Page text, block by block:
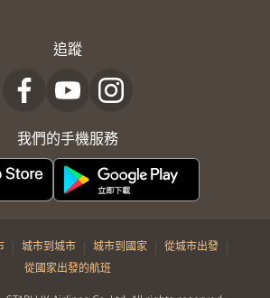
追蹤
我們的手機服務
| 城市到城市 | 城市到國家 | 從城市出發 |
從國家出發的航班